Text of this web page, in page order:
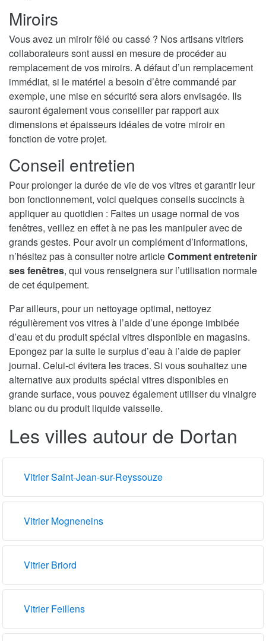
Miroirs
Vous avez un miroir fêlé ou cassé ? Nos artisans vitriers
collaborateurs sont aussi en mesure de procéder au
remplacement de vos miroirs. A défaut d’un remplacement
immédiat, si le matériel a besoin d’être commandé par
exemple, une mise en sécurité sera alors envisagée. Ils
sauront également vous conseiller par rapport aux
dimensions et épaisseurs idéales de votre miroir en
fonction de votre projet.
Conseil entretien
Pour prolonger la durée de vie de vos vitres et garantir leur
bon fonctionnement, voici quelques conseils succincts à
appliquer au quotidien : Faites un usage normal de vos
fenêtres, veillez en effet à ne pas les manipuler avec de
grands gestes. Pour avoir un complément d’informations,
n’hésitez pas à consulter notre articleComment entretenir
ses fenêtres, qui vous renseignera sur l’utilisation normale
de cet équipement.
Par ailleurs, pour un nettoyage optimal, nettoyez
régulièrement vos vitres à l’aide d’une éponge imbibée
d’eau et du produit spécial vitres disponible en magasins.
Epongez par la suite le surplus d’eau à l’aide de papier
journal. Celui-ci évitera les traces. Si vous souhaitez une
alternative aux produits spécial vitres disponibles en
grande surface, vous pouvez également utiliser du vinaigre
blanc ou du produit liquide vaisselle.
Les villes autour de Dortan
Vitrier Saint-Jean-sur-Reyssouze
Vitrier Mogneneins
Vitrier Briord
Vitrier Feillens